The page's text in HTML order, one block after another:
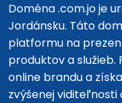
Doména .com.jo je
Jordánsku. Táto
platformu na
produktov a služieb.
online brandu a
zvýšenej viditeľnosti